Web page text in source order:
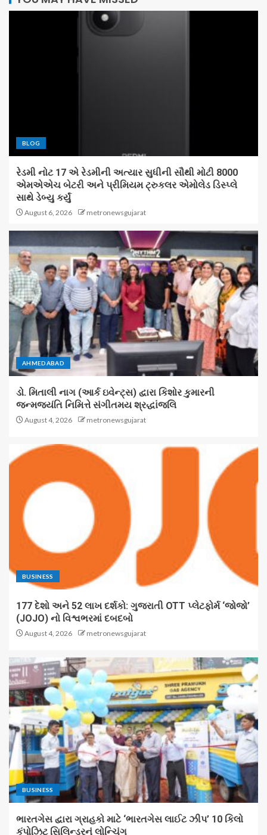
BLOG
રેડમી નોટ 17 એ રેડમીની અત્યાર સુધીની સૌથી મોટી 8000
એમએએચ બેટરી અને પ્રીમિયમ ટ્રુકલર એમોલેડ ડિસ્પ્લે
સાથે ડેબ્યુ કર્યું
August 6, 2026 metronewsgujarat
AHMEDABAD
ડો. મિતાલી નાગ (આર્ક ઇવેન્ટ્સ) દ્વારા કિશોર કુમારની
જન્મજયંતિ નિમિત્તે સંગીતમય શ્રદ્ધાંજલિ
August 4, 2026 metronewsgujarat
BUSINESS
177 દેશો અને 52 લાખ દર્શકો: ગુજરાતી OTT પ્લેટફોર્મ ‘જોજો’
(JOJO) નો વિશ્વભરમાં દબદબો
August 4, 2026 metronewsgujarat
BUSINESS
ભારતગેસ દ્વારા ગ્રાહકો માટે ‘ભારતગેસ લાઈટ ઝીપ’ 10 કિલો
કંપોઝિટ સિલિન્ડરનું લોન્ચિંગ